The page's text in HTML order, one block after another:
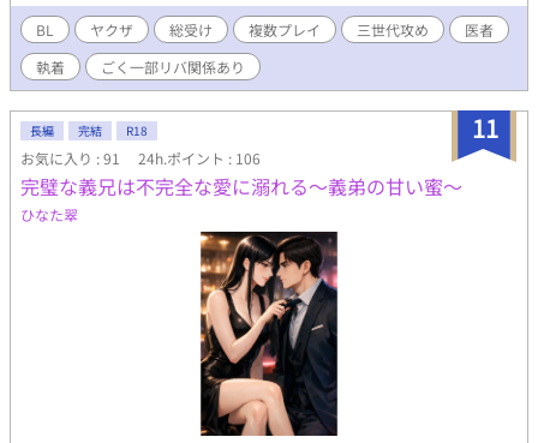
BL ヤクザ 総受け 複数プレイ 三世代攻め
医者
執着
ごく一部リバ関係あり
11
長編 完結 R18
お気に入り : 91 24h.ポイント : 106
完璧な義兄は不完全な愛に溺れる～義弟の甘い蜜～
ひなた翠